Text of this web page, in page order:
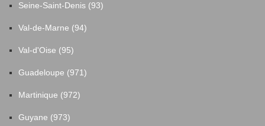
Seine-Saint-Denis (93)
Val-de-Marne (94)
Val-d'Oise (95)
Guadeloupe (971)
Martinique (972)
Guyane (973)